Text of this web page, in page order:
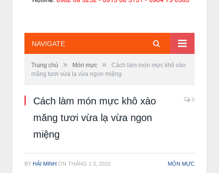
NAVIGATE
Trang chủ » Món mực »
Cách làm món mực khô xào
măng tươi vừa lạ vừa ngon miệng
Cách làm món mực khô xào
măng tươi vừa lạ vừa ngon
miệng
0
BY HẢI MINH ON THÁNG 1 3, 2015 MÓN MỰC